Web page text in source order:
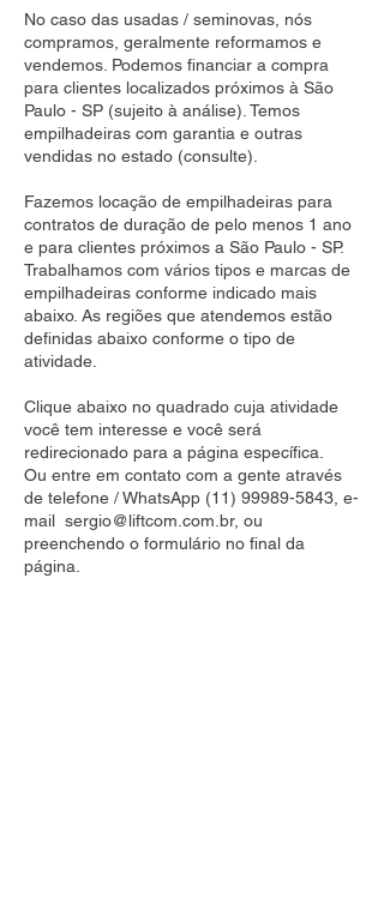
No caso das usadas / seminovas, nós
compramos, geralmente reformamos e
vendemos. Podemos financiar a compra
para clientes localizados próximos à São
Paulo - SP (sujeito à análise). Temos
empilhadeiras com garantia e outras
vendidas no estado (consulte).
Fazemos locação de empilhadeiras para
contratos de duração de pelo menos 1 ano
e para clientes próximos a São Paulo - SP.
Trabalhamos com vários tipos e marcas de
empilhadeiras conforme indicado mais
abaixo. As regiões que atendemos estão
definidas abaixo conforme o tipo de
atividade.
Clique abaixo no quadrado cuja atividade
você tem interesse e você será
redirecionado para a página específica.
Ou entre em contato com a gente através
de telefone / WhatsApp (11) 99989-5843 , e-
mail sergio@liftcom.com.br, ou
preenchendo o formulário no final da
página.